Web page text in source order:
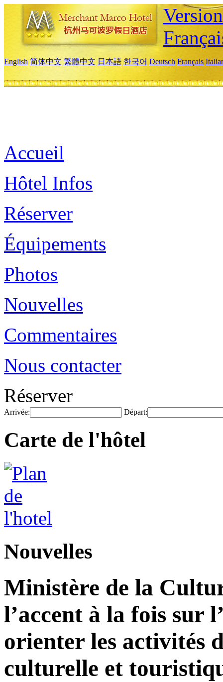
English 简体中文 繁體中文 日本語 한국어 Deutsch Français
Accueil
Hôtel Infos
Réserver
Équipements
Photos
Nouvelles
Commentaires
Nous contacter
Réserver
Arrivée: Départ:
Carte de l'hôtel
Nouvelles
Ministère de la
l’accent à la fois sur
orienter les activités
culturelle et